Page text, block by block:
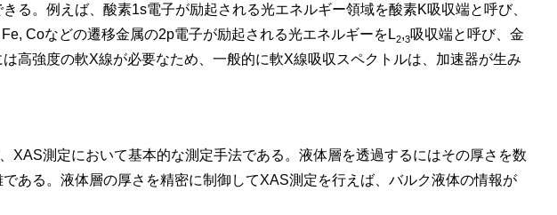
る。例えば、酸素1s電子が励起される光エネルギー領域を酸素K吸収端と呼び、
Coなどの遷移金属の2p電子が励起される光エネルギーをL2,3吸収端と呼び、金
高強度の軟X線が必要なため、一般的に軟X線吸収スペクトルは、加速器が生み
XAS測定において基本的な測定手法である。液体層を透過するにはその厚さを数
ある。液体層の厚さを精密に制御してXAS測定を行えば、バルク液体の情報が